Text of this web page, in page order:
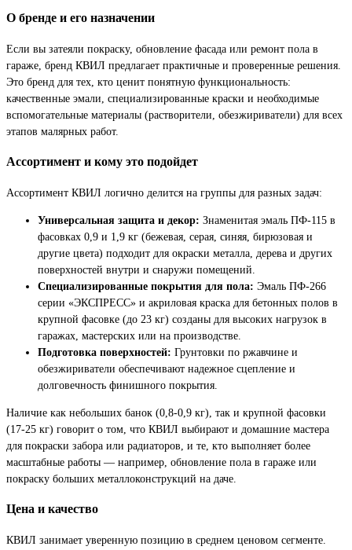
О бренде и его назначении
Если вы затеяли покраску, обновление фасада или ремонт пола в
гараже, бренд КВИЛ предлагает практичные и проверенные решения.
Это бренд для тех, кто ценит понятную функциональность:
качественные эмали, специализированные краски и необходимые
вспомогательные материалы (растворители, обезжириватели) для всех
этапов малярных работ.
Ассортимент и кому это подойдет
Ассортимент КВИЛ логично делится на группы для разных задач:
Универсальная защита и декор: Знаменитая эмаль ПФ-115 в
фасовках 0,9 и 1,9 кг (бежевая, серая, синяя, бирюзовая и
другие цвета) подходит для окраски металла, дерева и других
поверхностей внутри и снаружи помещений.
Специализированные покрытия для пола: Эмаль ПФ-266
серии «ЭКСПРЕСС» и акриловая краска для бетонных полов в
крупной фасовке (до 23 кг) созданы для высоких нагрузок в
гаражах, мастерских или на производстве.
Подготовка поверхностей: Грунтовки по ржавчине и
обезжириватели обеспечивают надежное сцепление и
долговечность финишного покрытия.
Наличие как небольших банок (0,8-0,9 кг), так и крупной фасовки
(17-25 кг) говорит о том, что КВИЛ выбирают и домашние мастера
для покраски забора или радиаторов, и те, кто выполняет более
масштабные работы — например, обновление пола в гараже или
покраску больших металлоконструкций на даче.
Цена и качество
КВИЛ занимает уверенную позицию в среднем ценовом сегменте.